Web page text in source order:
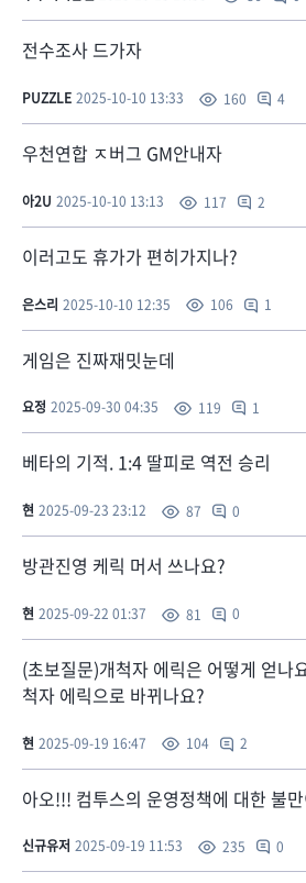
전수조사 드가자
PUZZLE 2025-10-10 13:33 160 4
우천연합 ㅈ버그 GM안내자
아2U 2025-10-10 13:13 117 2
이러고도 휴가가 편히가지나?
은스리 2025-10-10 12:35 106 1
게임은 진짜재밋눈데
요정 2025-09-30 04:35 119 1
베타의 기적. 1:4 딸피로 역전 승리
현 2025-09-23 23:12 87 0
방관진영 케릭 머서 쓰나요?
현 2025-09-22 01:37 81 0
(초보질문)개척자 에릭은 어떻게 얻나
척자 에릭으로 바뀌나요?
현 2025-09-19 16:47 104 2
아오!!! 컴투스의 운영정책에 대한 불
신규유저 2025-09-19 11:53 235 0